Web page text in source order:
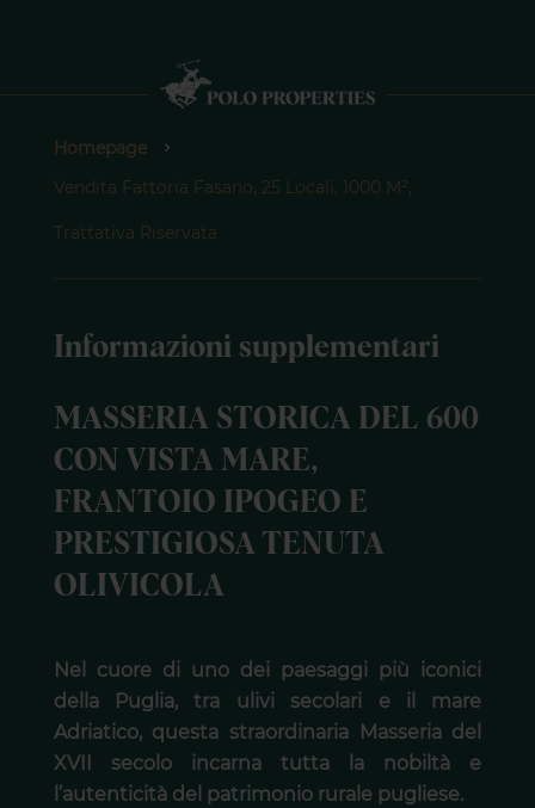
Homepage
Vendita Fattoria Fasano, 25 Locali, 1000 M²,
Trattativa Riservata
Informazioni supplementari
MASSERIA STORICA DEL 600
CON VISTA MARE,
FRANTOIO IPOGEO E
PRESTIGIOSA TENUTA
OLIVICOLA
Nel cuore di uno dei paesaggi più iconici
della Puglia, tra ulivi secolari e il mare
Adriatico, questa straordinaria Masseria del
XVII secolo incarna tutta la nobiltà e
l’autenticità del patrimonio rurale pugliese.